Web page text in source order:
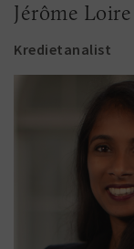
Jérôme Loire
Kredietanalist